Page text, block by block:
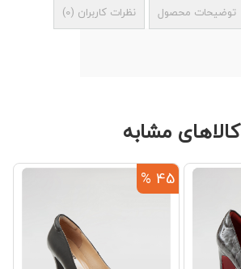
توضیحات محصول نظرات کاربران (
0
)
کالاهای مشابه
45 %